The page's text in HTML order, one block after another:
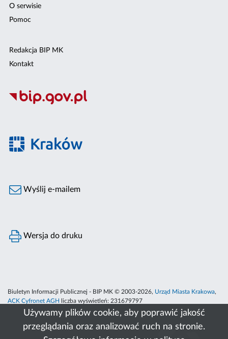
Używamy plików cookie, aby poprawić jakość
przeglądania oraz analizować ruch na stronie.
O serwisie
Pomoc
Redakcja BIP MK
Kontakt
Wyślij e-mailem
Wersja do druku
Biuletyn Informacji Publicznej - BIP MK © 2003-2026, Urząd Miasta Krakowa,
ACK Cyfronet AGH
liczba wyświetleń: 231679797